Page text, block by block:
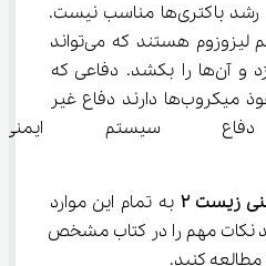
نمک می‌باشد و نمک برای رشد باکتری‌ها مناسب نیست.
ترشحات مخاطی دارای آنزیم لیزوزوم هستند که می‌تواند
میکروب‌ها را به دام بیندازد و آن‌ها را بکشد. دفاعی که
پوست و مخاط در برابر نفوذ میکروب‌ها دارند دفاع غیر
سیستم
زیست ۲
به تمام این موارد
باید نکات مهم را در کتاب مشخص
کنید.